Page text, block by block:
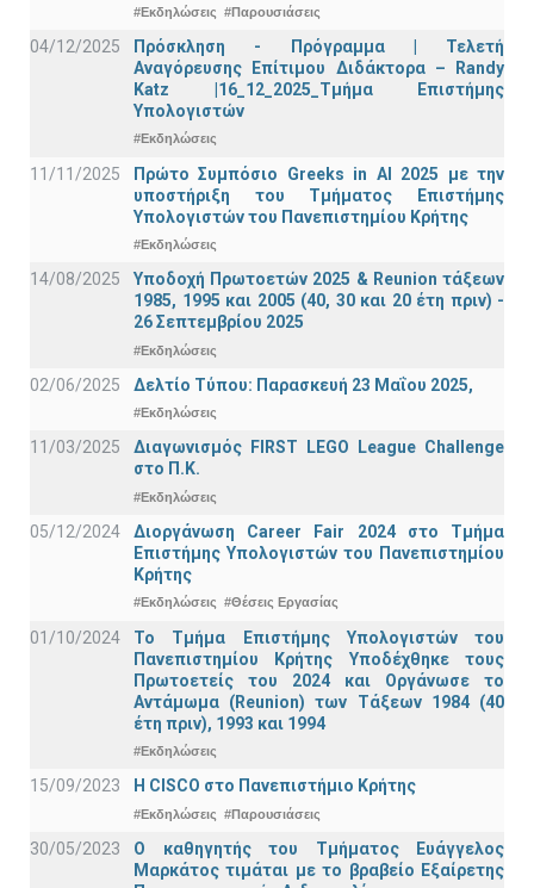
#Εκδηλώσεις #Παρουσιάσεις
04/12/2025
Πρόσκληση - Πρόγραμμα | Τελετή
Αναγόρευσης Επίτιμου Διδάκτορα – Randy
Katz |16_12_2025_Τμήμα Επιστήμης
Υπολογιστών
#Εκδηλώσεις
11/11/2025
Πρώτο Συμπόσιο Greeks in AI 2025 με την
υποστήριξη του Τμήματος Επιστήμης
Υπολογιστών του Πανεπιστημίου Κρήτης
#Εκδηλώσεις
14/08/2025
Υποδοχή Πρωτοετών 2025 & Reunion τάξεων
1985, 1995 και 2005 (40, 30 και 20 έτη πριν) -
26 Σεπτεμβρίου 2025
#Εκδηλώσεις
02/06/2025 Δελτίο Τύπου: Παρασκευή 23 Μαΐου 2025,
#Εκδηλώσεις
11/03/2025
Διαγωνισμός FIRST LEGO League Challenge
στο Π.Κ.
#Εκδηλώσεις
05/12/2024
Διοργάνωση Career Fair 2024 στο Τμήμα
Επιστήμης Υπολογιστών του Πανεπιστημίου
Κρήτης
#Εκδηλώσεις #Θέσεις Εργασίας
01/10/2024
Το Τμήμα Επιστήμης Υπολογιστών του
Πανεπιστημίου Κρήτης Υποδέχθηκε τους
Πρωτοετείς του 2024 και Οργάνωσε το
Αντάμωμα (Reunion) των Τάξεων 1984 (40
έτη πριν), 1993 και 1994
#Εκδηλώσεις
15/09/2023 Η CISCO στο Πανεπιστήμιο Κρήτης
#Εκδηλώσεις #Παρουσιάσεις
30/05/2023
Ο καθηγητής του Τμήματος Ευάγγελος
Μαρκάτος τιμάται με το βραβείο Εξαίρετης